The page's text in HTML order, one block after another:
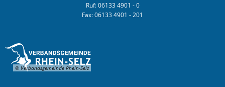
Ruf: 06133 4901 - 0
Fax: 06133 4901 - 201
© Verbandsgemeinde Rhein-Selz